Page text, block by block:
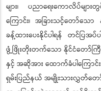
များ၊ ပညာရေးကောလိပ်မ
ကြောင်း၊ အခြားသင့်တော်သေ
ခန့်ထားပေးနိုင်ပါရန် တင်ပြအ
ဖွံ့ဖြိုးတိုးတက်သော နိုင်ငံတော်ကြီ
နှင့် အဆိုအား ထောက်ခံပါကြောင်
ရှမ်းပြည်နယ် အမျိုးသားလွှတ်တ